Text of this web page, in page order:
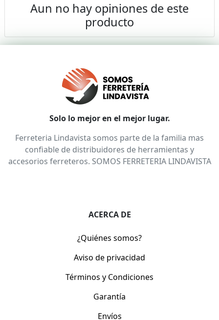
Aun no hay opiniones de este
producto
Solo lo mejor en el mejor lugar.
Ferreteria Lindavista somos parte de la familia mas
confiable de distribuidores de herramientas y
accesorios ferreteros. SOMOS FERRETERIA LINDAVISTA
ACERCA DE
¿Quiénes somos?
Aviso de privacidad
Términos y Condiciones
Garantía
Envíos